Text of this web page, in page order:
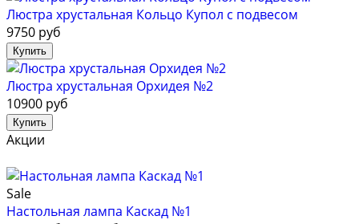
Люстра хрустальная Кольцо Купол с подвесом
9750 руб
Люстра хрустальная Орхидея №2
10900 руб
Акции
Sale
Настольная лампа Каскад №1